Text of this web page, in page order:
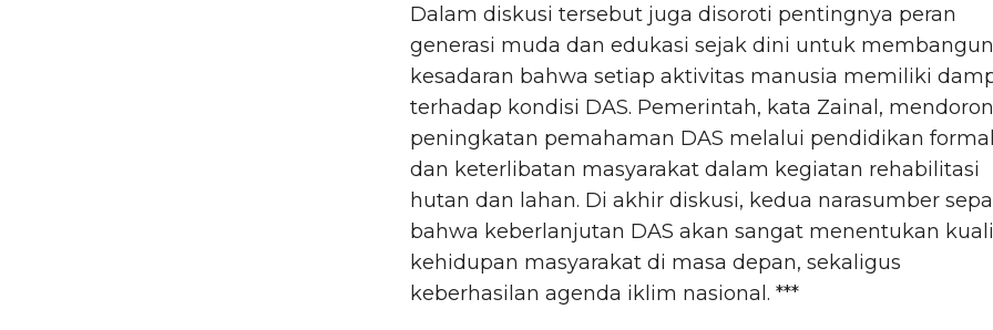
Dalam diskusi tersebut juga disoroti pentingnya peran
generasi muda dan edukasi sejak dini untuk membangun
kesadaran bahwa setiap aktivitas manusia memiliki
terhadap kondisi DAS. Pemerintah, kata Zainal,
peningkatan pemahaman DAS melalui pendidikan formal
dan keterlibatan masyarakat dalam kegiatan rehabilitasi
hutan dan lahan. Di akhir diskusi, kedua narasumber
bahwa keberlanjutan DAS akan sangat menentukan
kehidupan masyarakat di masa depan, sekaligus
keberhasilan agenda iklim nasional. ***